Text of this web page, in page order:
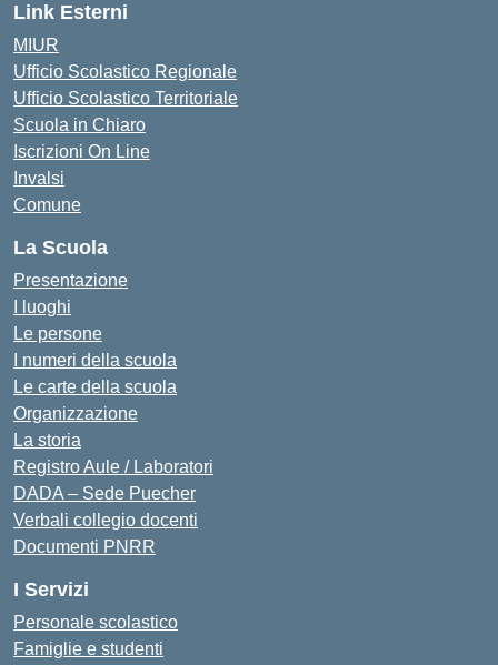
Link Esterni
MIUR
Ufficio Scolastico Regionale
Ufficio Scolastico Territoriale
Scuola in Chiaro
Iscrizioni On Line
Invalsi
Comune
La Scuola
Presentazione
I luoghi
Le persone
I numeri della scuola
Le carte della scuola
Organizzazione
La storia
Registro Aule / Laboratori
DADA – Sede Puecher
Verbali collegio docenti
Documenti PNRR
I Servizi
Personale scolastico
Famiglie e studenti